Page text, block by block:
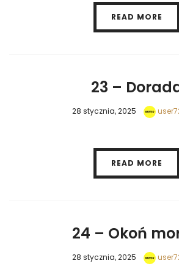
READ MORE
23 –
28 stycznia, 2025
READ MORE
24 – Okoń
28 stycznia, 2025